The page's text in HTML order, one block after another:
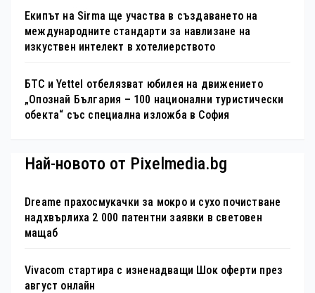
Екипът на Sirma ще участва в създаването на
международните стандарти за навлизане на
изкуствен интелект в хотелиерството
БТС и Yettel отбелязват юбилея на движението
„Опознай България – 100 национални туристически
обекта“ със специална изложба в София
Най-новото от Pixelmedia.bg
Dreame прахосмукачки за мокро и сухо почистване
надхвърлиха 2 000 патентни заявки в световен
мащаб
Vivacom стартира с изненадващи Шок оферти през
август онлайн